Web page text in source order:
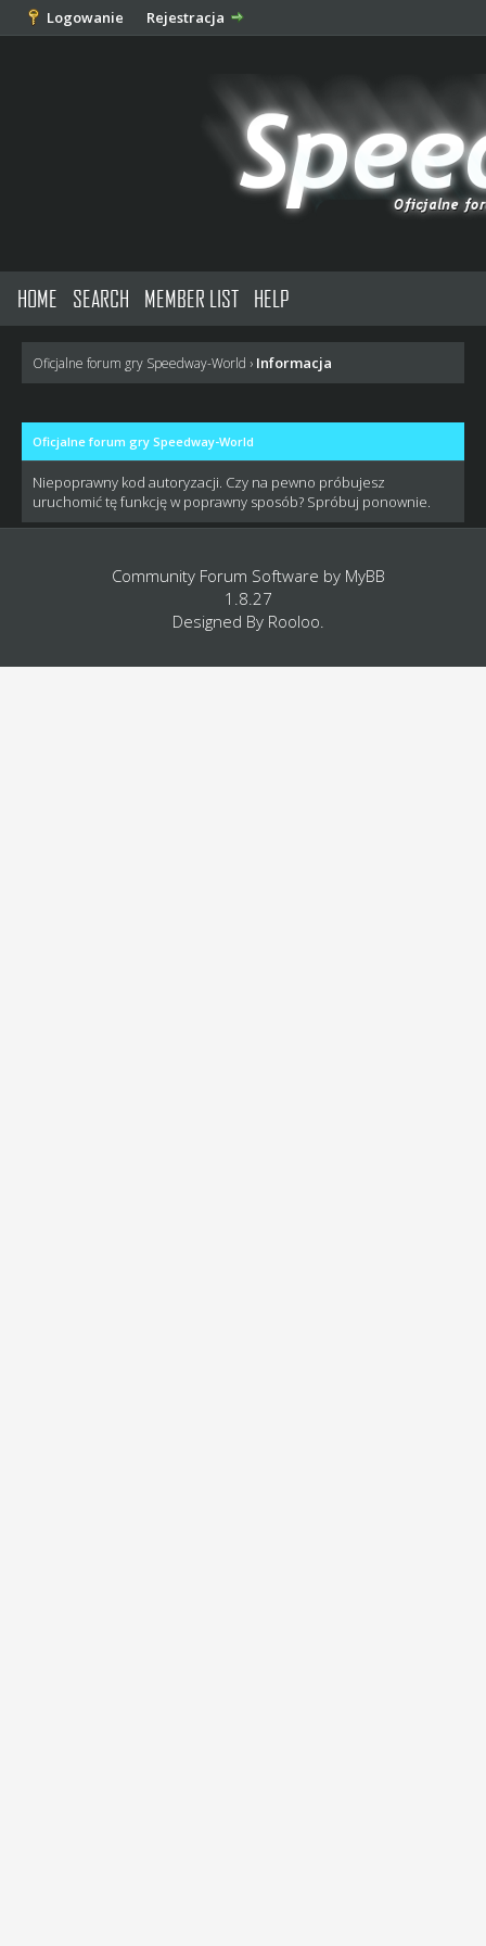
Logowanie Rejestracja
HOME SEARCH MEMBER LIST HELP
Oficjalne forum gry Speedway-World › Informacja
Oficjalne forum gry Speedway-World
Niepoprawny kod autoryzacji. Czy na pewno próbujesz
uruchomić tę funkcję w poprawny sposób? Spróbuj ponownie.
Community Forum Software by MyBB
1.8.27
Designed By Rooloo.